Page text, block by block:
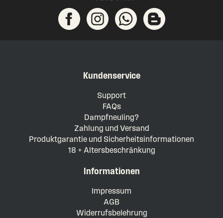
Kundenservice
Support
FAQs
Dampfneuling?
Zahlung und Versand
Produktgarantie und Sicherheitsinformationen
18 + Altersbeschränkung
Informationen
Impressum
AGB
Widerrufsbelehrung